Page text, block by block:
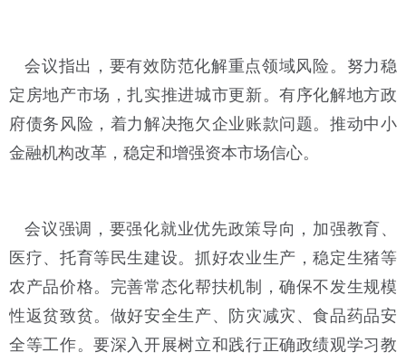
会议指出，要有效防范化解重点领域风险。努力稳
定房地产市场，扎实推进城市更新。有序化解地方政
府债务风险，着力解决拖欠企业账款问题。推动中小
金融机构改革，稳定和增强资本市场信心。
会议强调，要强化就业优先政策导向，加强教育、
医疗、托育等民生建设。抓好农业生产，稳定生猪等
农产品价格。完善常态化帮扶机制，确保不发生规模
性返贫致贫。做好安全生产、防灾减灾、食品药品安
全等工作。要深入开展树立和践行正确政绩观学习教